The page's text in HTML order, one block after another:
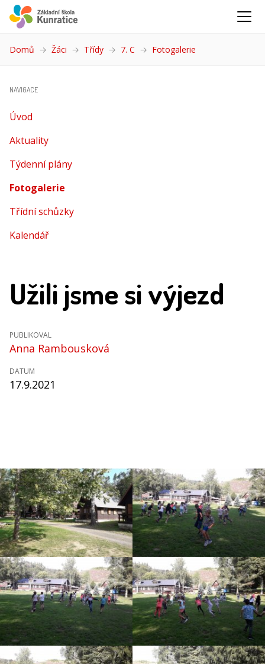
Domů Žáci Třídy 7. C Fotogalerie
NAVIGACE
Úvod
Aktuality
Týdenní plány
Fotogalerie
Třídní schůzky
Kalendář
Užili jsme si výjezd
PUBLIKOVAL
Anna Rambousková
DATUM
17.9.2021